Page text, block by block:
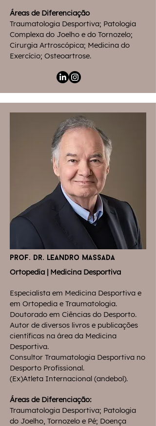
Áreas de Diferenciação
Traumatologia Desportiva; Patologia
Complexa do Joelho e do Tornozelo;
Cirurgia Artroscópica; Medicina do
Exercício; Osteoartrose.​​​
prof. dr. leandro massada
Ortopedia | Medicina Desportiva
Especialista em Medicina Desportiva e
em Ortopedia e Traumatologia.
Doutorado em Ciências do Desporto.
Autor de diversos livros e publicações
científicas na área da Medicina
Desportiva.
Consultor Traumatologia Desportiva no
Desporto Profissional.
(Ex)Atleta Internacional (andebol).
Áreas de Diferenciação:
Traumatologia Desportiva; Patologia
do Joelho, Tornozelo e Pé; Doença